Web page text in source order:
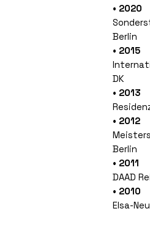
• 2020
Berlin
• 2015
DK
• 2013
• 2012
Berlin
• 2011
DAAD
• 2010
Elsa-